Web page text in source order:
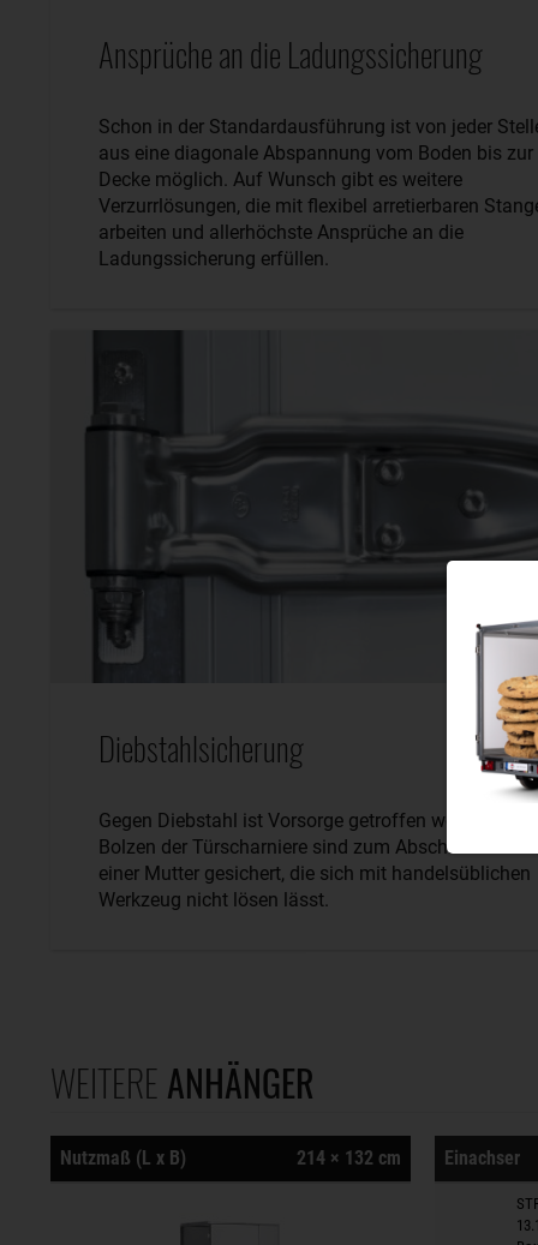
Ansprüche an die Ladungssicherung
Schon in der Standardausführung ist von jeder
aus eine diagonale Abspannung vom Boden bis zur
Decke möglich. Auf Wunsch gibt es weitere
Verzurrlösungen, die mit flexibel arretierbaren
arbeiten und allerhöchste Ansprüche an die
Ladungssicherung erfüllen.
Diebstahlsicherung
Gegen Diebstahl ist Vorsorge getroffen worden. Die
Bolzen der Türscharniere sind zum Abschluss mit
einer Mutter gesichert, die sich mit handelsüblichen
Werkzeug nicht lösen lässt.
WEITERE ANHÄNGER
Nutzmaß (L x B) 214 × 132 cm Einachser